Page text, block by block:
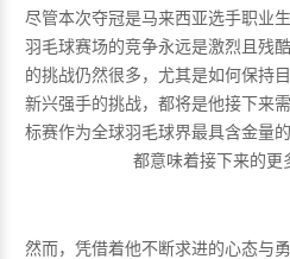
尽管本次夺冠是马来西亚选手职业
羽毛球赛场的竞争永远是激烈且残
的挑战仍然很多，尤其是如何保持
新兴强手的挑战，都将是他接下来
标赛作为全球羽毛球界最具含金量
都意味着接下来的更
然而，凭借着他不断求进的心态与